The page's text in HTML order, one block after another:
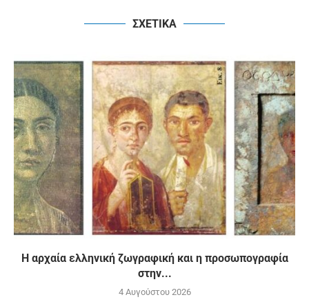
ΣΧΕΤΙΚΑ
H αρχαία ελληνική ζωγραφική και η προσωπογραφία
στην...
4 Αυγούστου 2026